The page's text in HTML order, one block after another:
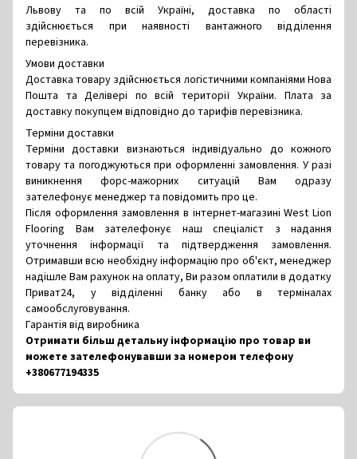
Львову та по всій Україні, доставка по області
здійснюється при наявності вантажного відділення
перевізника.
Умови доставки
Доставка товару здійснюється логістичними компаніями Нова
Пошта та Делівері по всій території України. Плата за
доставку покупцем відповідно до тарифів перевізника.
Терміни доставки
Терміни доставки визнаються індивідуально до кожного
товару та погоджуються при оформленні замовлення. У разі
виникнення форс-мажорних ситуацій Вам одразу
зателефонує менеджер та повідомить про це.
Після оформлення замовлення в інтернет-магазині West Lion
Flooring Вам зателефонує наш спеціаліст з надання
уточнення інформації та підтвердження замовлення.
Отримавши всю необхідну інформацію про об'єкт, менеджер
надішле Вам рахунок на оплату, Ви разом оплатили в додатку
Приват24, у відділенні банку або в терміналах
самообслуговування.
Гарантія від виробника
Отримати більш детальну інформацію про товар ви
можете зателефонувавши за номером телефону
+380677194335